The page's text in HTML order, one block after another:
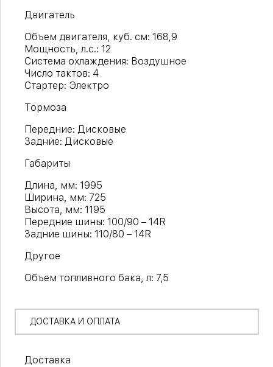
Двигатель
Объем двигателя, куб. см: 168,9
Мощность, л.с.: 12
Система охлаждения: Воздушное
Число тактов: 4
Стартер: Электро
Тормоза
Передние: Дисковые
Задние: Дисковые
Габариты
Длина, мм: 1995
Ширина, мм: 725
Высота, мм: 1195
Передние шины: 100/90 – 14R
Задние шины: 110/80 – 14R
Другое
Объем топливного бака, л: 7,5
ДОСТАВКА И ОПЛАТА
Доставка